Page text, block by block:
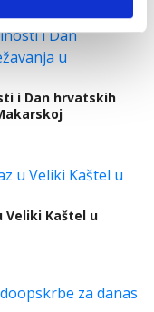
i Dan hrvatskih
Veliki Kaštel u